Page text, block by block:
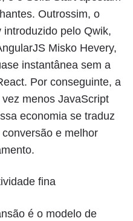
Outrossim, o
pelo Qwik,
Misko Hevery,
instantânea sem a
Por conseguinte, a
menos JavaScript
economia se traduz
e melhor
fina
é o modelo de